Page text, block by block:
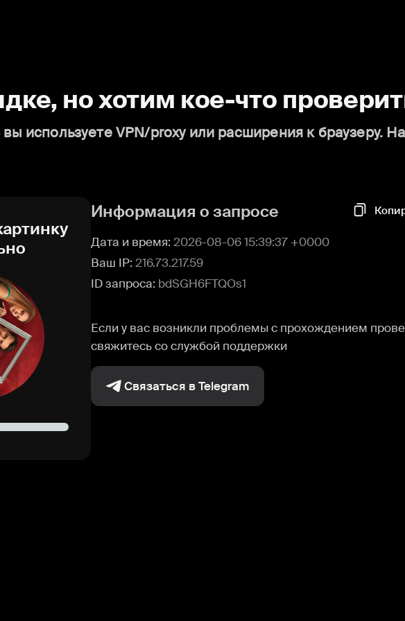
но хотим кое-что
используете VPN/proxy или расширения к браузеру.
Информация о запросе
Дата и время: 2026-08-06 15:39:37 +0000
Ваш IP: 216.73.217.59
ID запроса: bdSGH6FTQOs1
Если у вас возникли проблемы с прохождением
свяжитесь со службой поддержки
Связаться в Telegram